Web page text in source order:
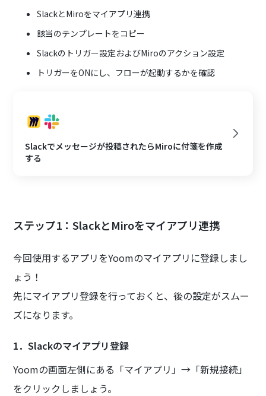
SlackとMiroをマイアプリ連携
該当のテンプレートをコピー
Slackのトリガー設定およびMiroのアクション設定
トリガーをONにし、フローが起動するかを確認
Slackでメッセージが投稿されたらMiroに付箋を作成
する
ステップ1：SlackとMiroをマイアプリ連携
今回使用するアプリをYoomのマイアプリに登録しまし
ょう！
先にマイアプリ登録を行っておくと、後の設定がスムー
ズになります。
1．Slackのマイアプリ登録
Yoomの画面左側にある「マイアプリ」→「新規接続」
をクリックしましょう。